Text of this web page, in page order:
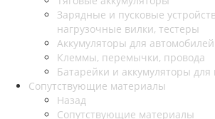
Зарядные и пусковые
нагрузочные вилки, тестеры
Аккумуляторы для автомобилей
Клеммы, перемычки, провода
Батарейки и аккумуляторы
Сопутствующие материалы
Назад
Сопутствующие материалы